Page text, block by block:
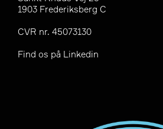
1903 Frederiksberg C
CVR nr. 45073130
Find os på Linkedin